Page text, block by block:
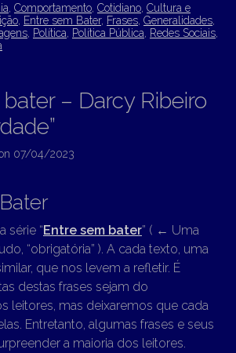
Comportamento Cotidiano Cultura e
Entre sem Bater, Frases Generalidades
Política Política Pública Redes Sociais
– Darcy Ribeiro
07/04/2023
série “Entre sem bater” ( ← Uma
“obrigatória” ). A cada texto, uma
que nos levem a refletir. É
destas frases sejam do
leitores, mas deixaremos que cada
Entretanto, algumas frases e seus
a maioria dos leitores.